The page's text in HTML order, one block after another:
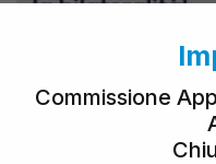
Commissione